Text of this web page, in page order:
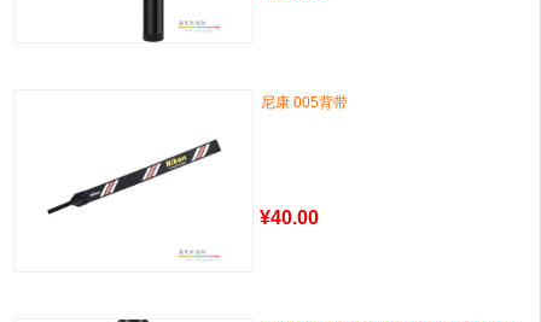
尼康 005背带
¥40.00